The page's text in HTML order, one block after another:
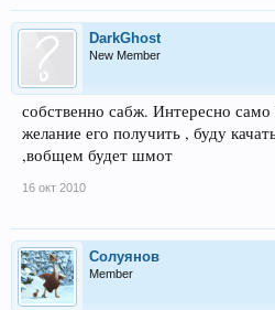
DarkGhost
New Member
собственно сабж. Интересно
желание его получить , буду
,вобщем будет шмот
16 окт 2010
Солуянов
Member